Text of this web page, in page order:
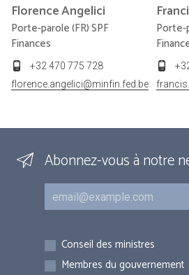
FlorenceAngelici
Porte-parole (FR) SPF
Finances
+32 470 775 728
florence.angelici@minfin.fed.be
Porte-
Abonnez-vous à notre
Courriel
Inscriptions
Conseil des ministres
Membres du gouvernement